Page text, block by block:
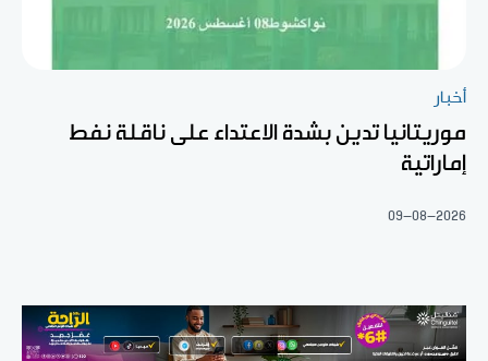
أخبار
موريتانيا تدين بشدة الاعتداء على ناقلة نفط
إماراتية
09-08-2026